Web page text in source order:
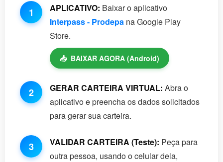
1 APLICATIVO: Baixar o aplicativo
Interpass - Prodepa na Google Play
Store.
📥 BAIXAR AGORA (Android)
2 GERAR CARTEIRA VIRTUAL: Abra o
aplicativo e preencha os dados solicitados
para gerar sua carteira.
3 VALIDAR CARTEIRA (Teste): Peça para
outra pessoa, usando o celular dela,